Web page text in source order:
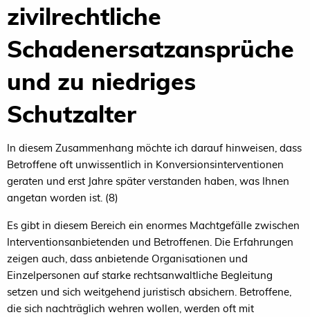
zivilrechtliche
Schadenersatzansprüche
und zu niedriges
Schutzalter
In diesem Zusammenhang möchte ich darauf hinweisen, dass
Betroffene oft unwissentlich in Konversionsinterventionen
geraten und erst Jahre später verstanden haben, was Ihnen
angetan worden ist. (8)
Es gibt in diesem Bereich ein enormes Machtgefälle zwischen
Interventionsanbietenden und Betroffenen. Die Erfahrungen
zeigen auch, dass anbietende Organisationen und
Einzelpersonen auf starke rechtsanwaltliche Begleitung
setzen und sich weitgehend juristisch absichern. Betroffene,
die sich nachträglich wehren wollen, werden oft mit